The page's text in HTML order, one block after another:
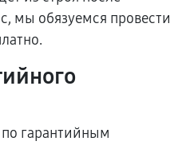
мы обязуемся провести
гарантийным